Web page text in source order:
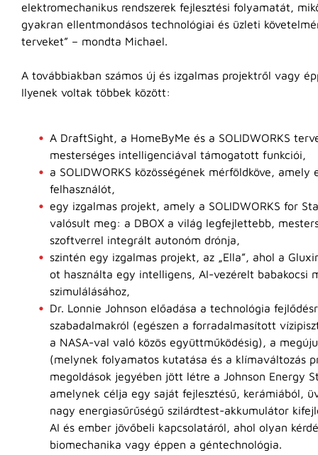
elektromechanikus rendszerek fejlesztési folyamatát,
gyakran ellentmondásos technológiai és üzleti
terveket” – mondta Michael.
A továbbiakban számos új és izgalmas projektről vagy
Ilyenek voltak többek között:
A DraftSight, a HomeByMe és a SOLIDWORKS
mesterséges intelligenciával támogatott funkciói,
a SOLIDWORKS közösségének mérföldköve,
felhasználót,
egy izgalmas projekt, amely a SOLIDWORKS for
valósult meg: a DBOX a világ legfejlettebb,
szoftverrel integrált autonóm drónja,
szintén egy izgalmas projekt, az „Ella”, ahol a
ot használta egy intelligens, AI-vezérelt babakocsi
szimulálásához,
Dr. Lonnie Johnson előadása a technológia
szabadalmakról (egészen a forradalmasított
a NASA-val való közös együttműködésig), a
(melynek folyamatos kutatása és a klímaváltozás
megoldások jegyében jött létre a Johnson Energy
amelynek célja egy saját fejlesztésű, kerámiából,
nagy energiasűrűségű szilárdtest-akkumulátor
AI és ember jövőbeli kapcsolatáról, ahol olyan
biomechanika vagy éppen a géntechnológia.